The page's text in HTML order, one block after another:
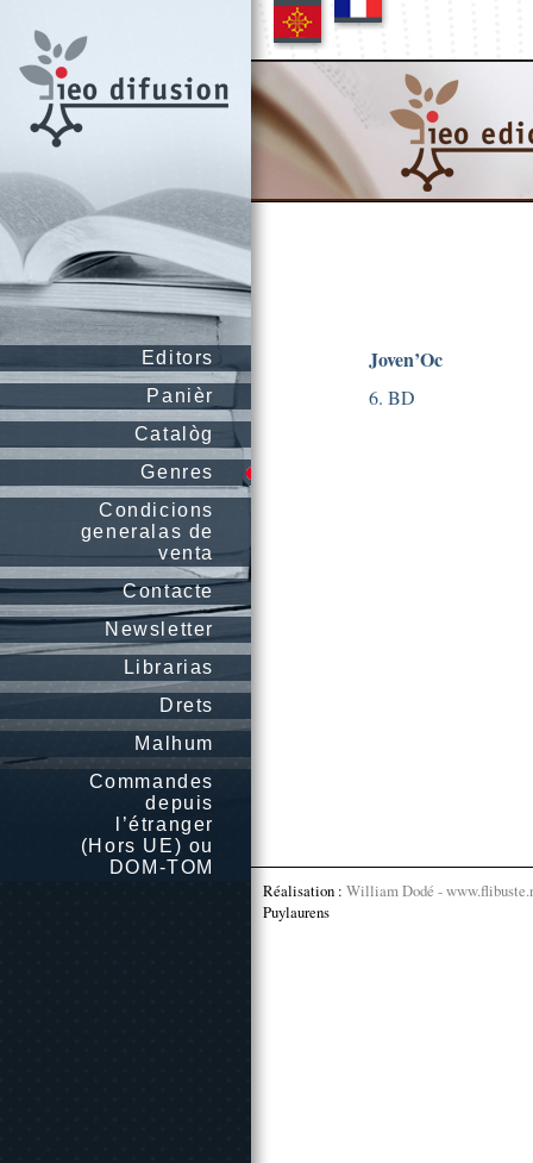
Editors
Panièr
Catalòg
Genres
Condicions
generalas de
venta
Contacte
Newsletter
Librarias
Drets
Malhum
Commandes
depuis
l’étranger
(Hors UE) ou
DOM-TOM
Joven’Oc
6. BD
Réalisation : William Dodé -
Puylaurens